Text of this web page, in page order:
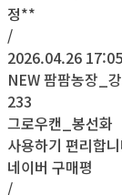
정**
/
2026.04.26 17:05
NEW 팜팜농장_
233
그로우캔_봉선화
사용하기 편리합
네이버 구매평
/